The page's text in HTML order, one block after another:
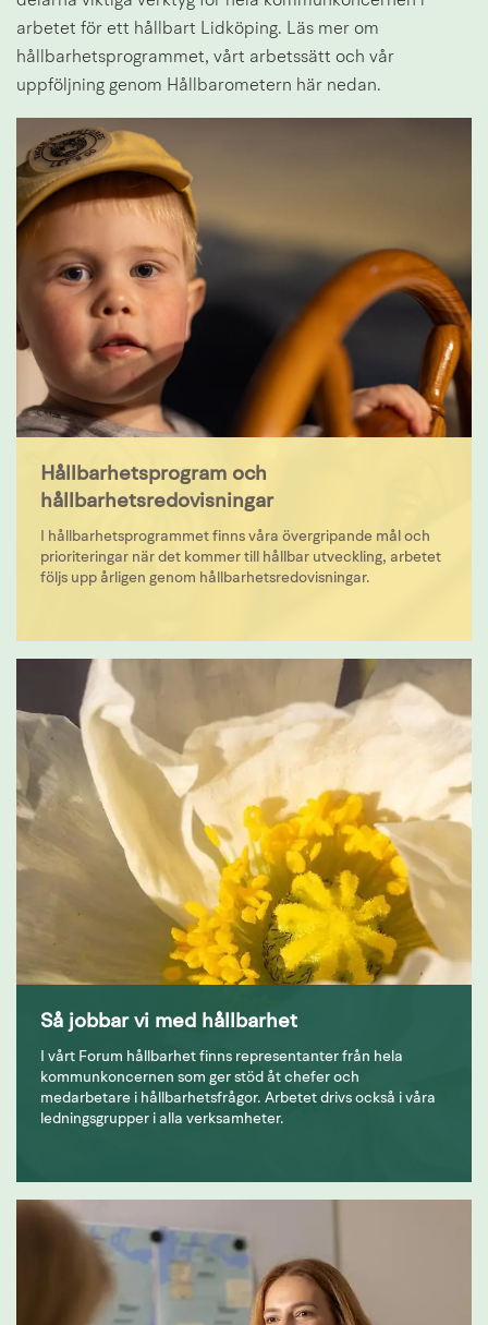
arbetet för ett hållbart Lidköping. Läs mer om
hållbarhetsprogrammet, vårt arbetssätt och vår
uppföljning genom Hållbarometern här nedan.
Hållbarhetsprogram och
hållbarhetsredovisningar
I hållbarhetsprogrammet finns våra övergripande mål och
prioriteringar när det kommer till hållbar utveckling, arbetet
följs upp årligen genom hållbarhetsredovisningar.
Så jobbar vi med hållbarhet
I vårt Forum hållbarhet finns representanter från hela
kommunkoncernen som ger stöd åt chefer och
medarbetare i hållbarhetsfrågor. Arbetet drivs också i våra
ledningsgrupper i alla verksamheter.